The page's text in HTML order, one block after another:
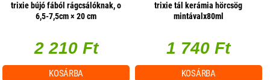
trixie bújó fából rágcsálóknak, o
6,5-7,5cm × 20 cm
2 210 Ft
KOSÁRBA
trixie tál kerámia hörcsög
mintávalx80ml
1 740 Ft
KOSÁRBA